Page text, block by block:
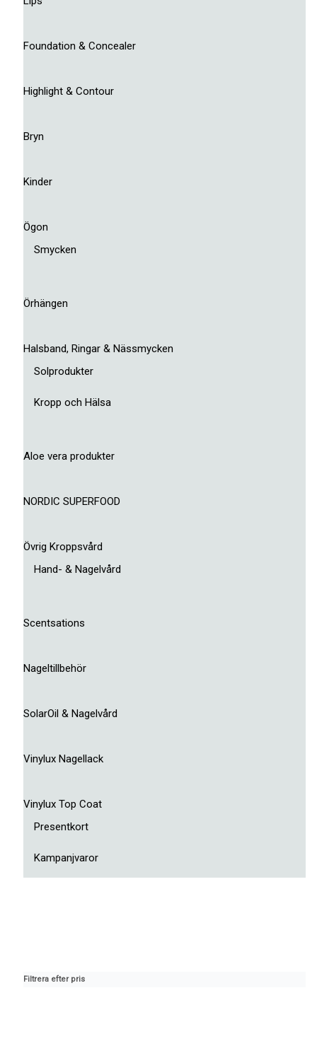
Foundation & Concealer
Highlight & Contour
Bryn
Kinder
Ögon
Smycken
Örhängen
Halsband, Ringar & Nässmycken
Solprodukter
Kropp och Hälsa
Aloe vera produkter
NORDIC SUPERFOOD
Övrig Kroppsvård
Hand- & Nagelvård
Scentsations
Nageltillbehör
SolarOil & Nagelvård
Vinylux Nagellack
Vinylux Top Coat
Presentkort
Kampanjvaror
Filtrera efter pris